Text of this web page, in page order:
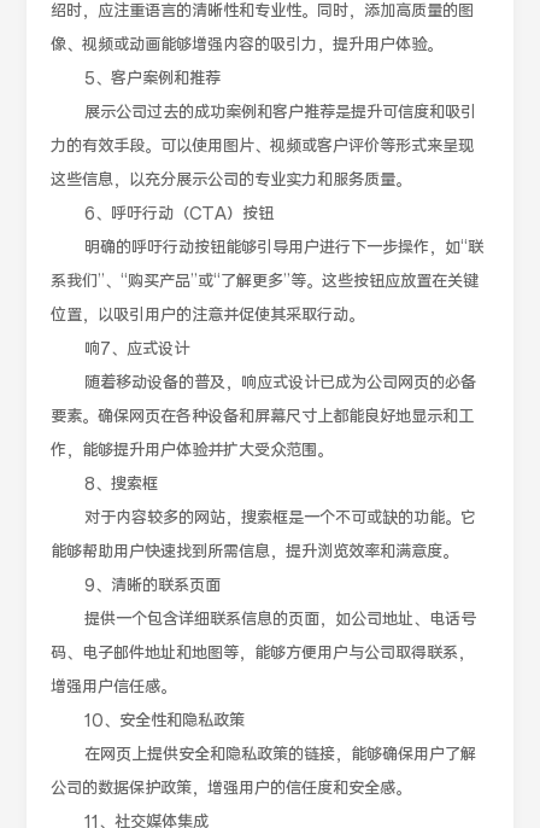
绍时，应注重语言的清晰性和专业性。同时，添加高质量的图
像、视频或动画能够增强内容的吸引力，提升用户体验。
5、客户案例和推荐
展示公司过去的成功案例和客户推荐是提升可信度和吸引
力的有效手段。可以使用图片、视频或客户评价等形式来呈现
这些信息，以充分展示公司的专业实力和服务质量。
6、呼吁行动（CTA）按钮
明确的呼吁行动按钮能够引导用户进行下一步操作，如“联
系我们”、“购买产品”或“了解更多”等。这些按钮应放置在关键
位置，以吸引用户的注意并促使其采取行动。
响7、应式设计
随着移动设备的普及，响应式设计已成为公司网页的必备
要素。确保网页在各种设备和屏幕尺寸上都能良好地显示和工
作，能够提升用户体验并扩大受众范围。
8、搜索框
对于内容较多的网站，搜索框是一个不可或缺的功能。它
能够帮助用户快速找到所需信息，提升浏览效率和满意度。
9、清晰的联系页面
提供一个包含详细联系信息的页面，如公司地址、电话号
码、电子邮件地址和地图等，能够方便用户与公司取得联系，
增强用户信任感。
10、安全性和隐私政策
在网页上提供安全和隐私政策的链接，能够确保用户了解
公司的数据保护政策，增强用户的信任度和安全感。
11、社交媒体集成